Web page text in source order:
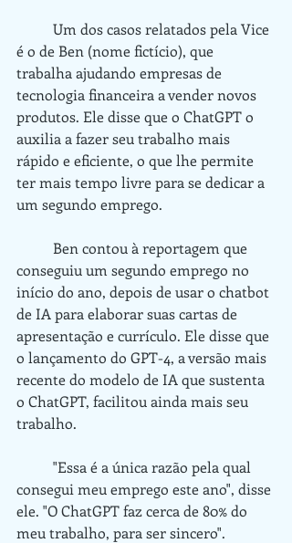
é o de Ben (nome fictício), que
trabalha ajudando empresas de
tecnologia financeira a vender novos
produtos. Ele disse que o ChatGPT o
auxilia a fazer seu trabalho mais
rápido e eficiente, o que lhe permite
ter mais tempo livre para se dedicar a
um segundo emprego.
conseguiu um segundo emprego no
início do ano, depois de usar o chatbot
de IA para elaborar suas cartas de
apresentação e currículo. Ele disse que
o lançamento do GPT-4, a versão mais
recente do modelo de IA que sustenta
o ChatGPT, facilitou ainda mais seu
trabalho.
consegui meu emprego este ano", disse
ele. "O ChatGPT faz cerca de 80% do
meu trabalho, para ser sincero".